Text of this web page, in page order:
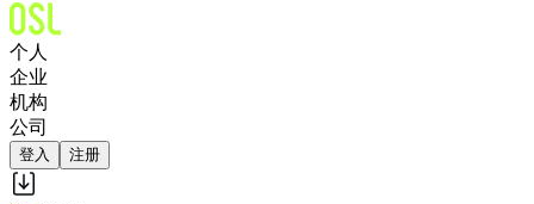
个人
企业
机构
公司
登入 注册